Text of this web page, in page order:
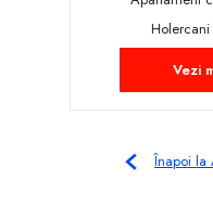
Holercani
Vezi
Înapoi la